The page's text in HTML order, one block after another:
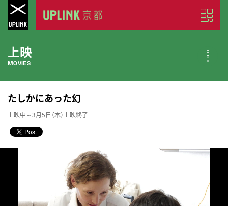
上映
MOVIES
公開中の作品
近日公開の作品
今月のスケジュール
MONTHLY SCHEDULE
たしかにあった幻
上映中～3月5日（木）上映終了